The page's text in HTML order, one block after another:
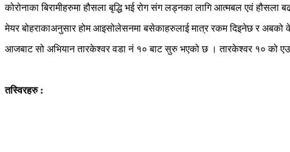
कोरोनाका बिरामीहरुमा हौसला बृद्धि भई रोग संग लड्नका लागि आत्मबल एवं हौसला
मेयर बोहराकाअनुसार होम आइसोलेसनमा बसेकाहरुलाई मात्र रकम दिइनेछ र
आजबाट सो अभियान तारकेश्वर वडा नं १० बाट सुरु भएको छ । तारकेश्वर १० को
तस्विरहरु :